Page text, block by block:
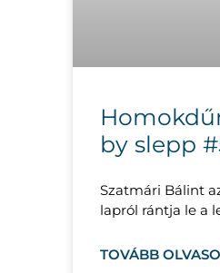
by slepp
Szatmári Bálint
lapról rántja le a
TOVÁBB